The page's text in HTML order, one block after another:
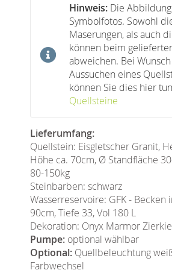
Hinweis: Die
Symbolfotos. Sowohl
Maserungen, als auch
können beim
abweichen. Bei
Aussuchen eines
können Sie dies hier
Quellsteine
Lieferumfang:
Quellstein: Eisgletscher Granit,
Höhe ca. 70cm, Ø Standfläche
80-150kg
Steinbarben: schwarz
Wasserreservoire: GFK - Becken
90cm, Tiefe 33, Vol 180 L
Dekoration: Onyx Marmor
Pumpe: optional wählbar
Optional: Quellbeleuchtung
Farbwechsel